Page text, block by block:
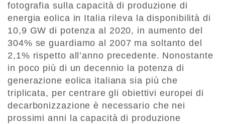
fotografia sulla capacità di produzione di
energia eolica in Italia rileva la disponibilità di
10,9 GW di potenza al 2020, in aumento del
304% se guardiamo al 2007 ma soltanto del
2,1% rispetto all’anno precedente. Nonostante
in poco più di un decennio la potenza di
generazione eolica italiana sia più che
triplicata, per centrare gli obiettivi europei di
decarbonizzazione è necessario che nei
prossimi anni la capacità di produzione